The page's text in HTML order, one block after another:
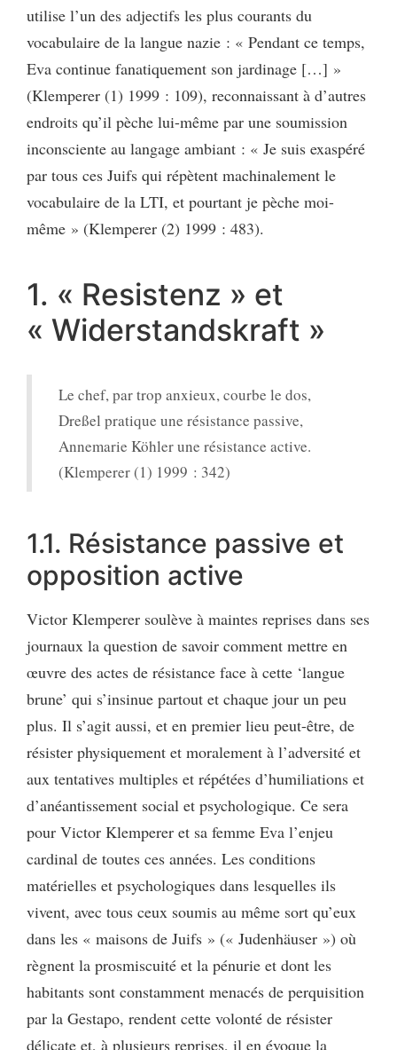
utilise l’un des adjectifs les plus courants du
vocabulaire de la langue nazie : « Pendant ce temps,
Eva continue fanatiquement son jardinage […] »
(Klemperer (1) 1999 : 109), reconnaissant à d’autres
endroits qu’il pèche lui-même par une soumission
inconsciente au langage ambiant : « Je suis exaspéré
par tous ces Juifs qui répètent machinalement le
vocabulaire de la LTI, et pourtant je pèche moi-
même » (Klemperer (2) 1999 : 483).
1. « Resistenz » et
« Widerstandskraft »
Le chef, par trop anxieux, courbe le dos,
Dreßel pratique une résistance passive,
Annemarie Köhler une résistance active.
(Klemperer (1) 1999 : 342)
1.1. Résistance passive et
opposition active
Victor Klemperer soulève à maintes reprises dans ses
journaux la question de savoir comment mettre en
œuvre des actes de résistance face à cette ‘langue
brune’ qui s’insinue partout et chaque jour un peu
plus. Il s’agit aussi, et en premier lieu peut-être, de
résister physiquement et moralement à l’adversité et
aux tentatives multiples et répétées d’humiliations et
d’anéantissement social et psychologique. Ce sera
pour Victor Klemperer et sa femme Eva l’enjeu
cardinal de toutes ces années. Les conditions
matérielles et psychologiques dans lesquelles ils
vivent, avec tous ceux soumis au même sort qu’eux
dans les « maisons de Juifs » (« Judenhäuser ») où
règnent la prosmiscuité et la pénurie et dont les
habitants sont constamment menacés de perquisition
par la Gestapo, rendent cette volonté de résister
délicate et, à plusieurs reprises, il en évoque la